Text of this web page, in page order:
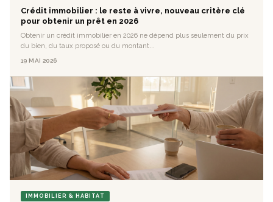
Crédit immobilier : le reste à vivre, nouveau critère clé
pour obtenir un prêt en 2026
Obtenir un crédit immobilier en 2026 ne dépend plus seulement du prix
du bien, du taux proposé ou du montant...
19 MAI 2026
IMMOBILIER & HABITAT